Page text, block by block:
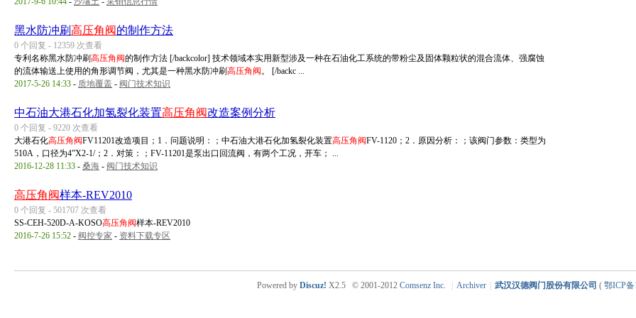
黑水防冲刷高压角阀的制作方法
0 个回复 - 12359 次查看
专利名称黑水防冲刷高压角阀的制作方法 [/backcolor] 技术领域本实用新型涉及一种在石油化工系统的带粉尘及固体颗粒状的混合流体、强腐蚀
的流体输送上使用的角形调节阀，尤其是一种黑水防冲刷高压角阀。 [/backc ...
2017-5-26 14:33 - 质地覆盖 - 阀门技术知识
中石油大港石化加氢裂化装置高压角阀改造案例分析
0 个回复 - 9220 次查看
大港石化高压角阀FV11201改造项目；1．问题说明：；中石油大港石化加氢裂化装置高压角阀FV-1120；2．原因分析：；该阀门参数：类型为
510A，口径为4”X2-1/；2．对策：；FV-11201是泵出口回流阀，有两个工况，开车； ...
2016-12-28 11:33 - 桑海 - 阀门技术知识
高压角阀样本-REV2010
0 个回复 - 501707 次查看
SS-CEH-520D-A-KOSO高压角阀样本-REV2010
2016-7-26 15:52 - 阀控专家 - 资料下载专区
Powered by Discuz! X2.5 © 2001-2012 Comsenz Inc. Archiver 武汉汉德阀门股份有限公司 ( 鄂ICP备